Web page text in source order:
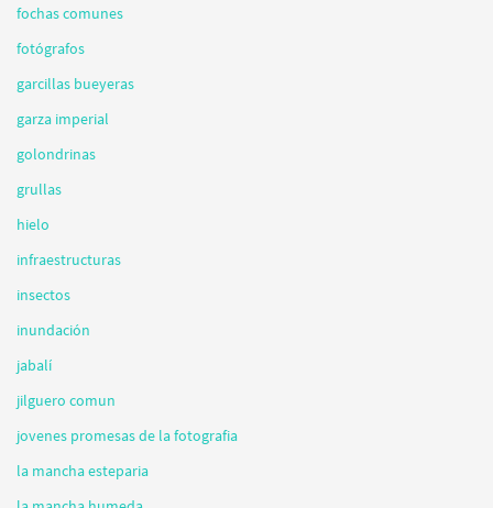
fochas comunes
fotógrafos
garcillas bueyeras
garza imperial
golondrinas
grullas
hielo
infraestructuras
insectos
inundación
jabalí
jilguero comun
jovenes promesas de la fotografia
la mancha esteparia